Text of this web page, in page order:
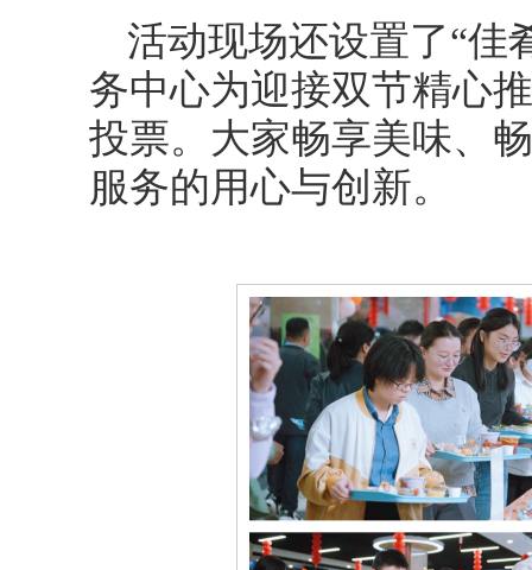
活动现场还设置了“佳
务中心为迎接双节精心
投票。大家畅享美味、
服务的用心与创新。